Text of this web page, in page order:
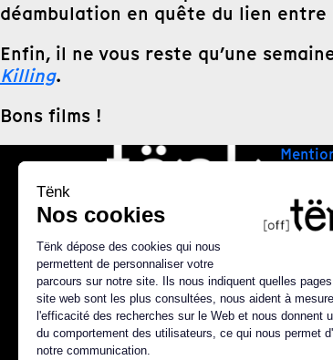
déambulation en quête du lien
Enfin, il ne vous reste qu’une
Killing.
Bons films !